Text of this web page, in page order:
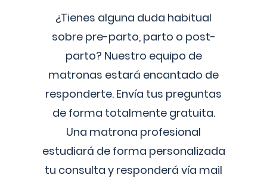
¿Tienes alguna duda habitual
sobre pre-parto, parto o post-
parto? Nuestro equipo de
matronas estará encantado de
responderte. Envía tus preguntas
de forma totalmente gratuita.
Una matrona profesional
estudiará de forma personalizada
tu consulta y responderá vía mail